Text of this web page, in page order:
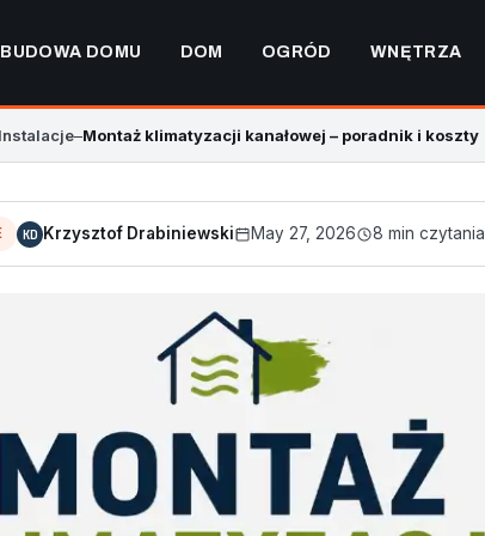
BUDOWA DOMU DOM OGRÓD WNĘTRZA
Instalacje–Montaż klimatyzacji kanałowej – poradnik i koszty
KD Krzysztof Drabiniewski May 27, 2026 8 min czytania